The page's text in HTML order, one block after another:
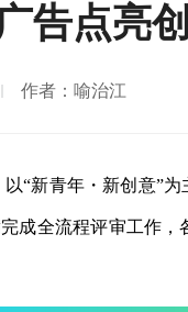
告点亮
作者：喻治江
“新青年・新创意”
成全流程评审工作